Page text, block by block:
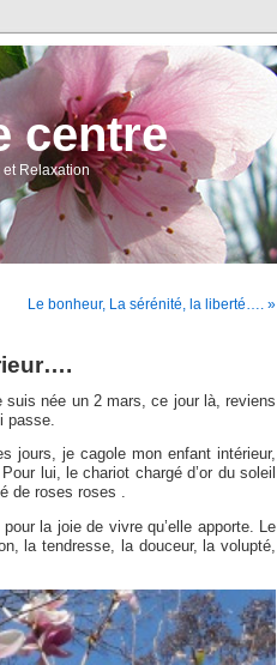
centre
et Relaxation
Le bonheur, La sérénité, la liberté…. »
suis née un 2 mars, ce jour là, reviens
passe.
jours, je cagole mon enfant intérieur,
lui, le chariot chargé d’or du soleil
de roses roses .
la joie de vivre qu’elle apporte. Le
la tendresse, la douceur, la volupté,